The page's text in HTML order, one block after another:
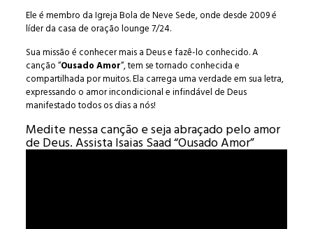
Ele é membro da Igreja Bola de Neve Sede, onde desde 2009 é
líder da casa de oração lounge 7/24.
Sua missão é conhecer mais a Deus e fazê-lo conhecido. A
canção “Ousado Amor“, tem se tornado conhecida e
compartilhada por muitos. Ela carrega uma verdade em sua letra,
expressando o amor incondicional e infindável de Deus
manifestado todos os dias a nós!
Medite nessa canção e seja abraçado pelo amor
de Deus. Assista Isaias Saad “Ousado Amor”